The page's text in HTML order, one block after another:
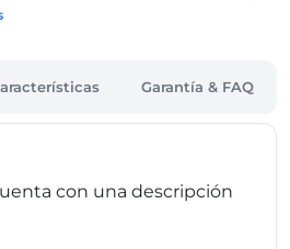
Garantía & FAQ
con una descripción